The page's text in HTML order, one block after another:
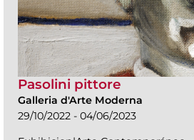
Pasolini pittore
Galleria d'Arte Moderna
29/10/2022 - 04/06/2023